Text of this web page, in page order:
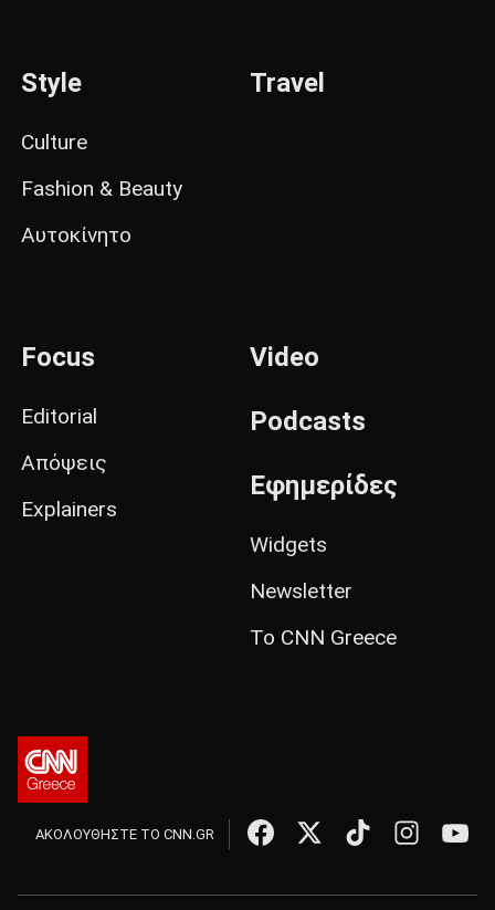
Style
Culture
Fashion & Beauty
Αυτοκίνητο
Travel
Focus
Editorial
Απόψεις
Explainers
Video
Podcasts
Εφημερίδες
Widgets
Newsletter
Το CNN Greece
ΑΚΟΛΟΥΘΗΣΤΕ ΤΟ CNN.GR